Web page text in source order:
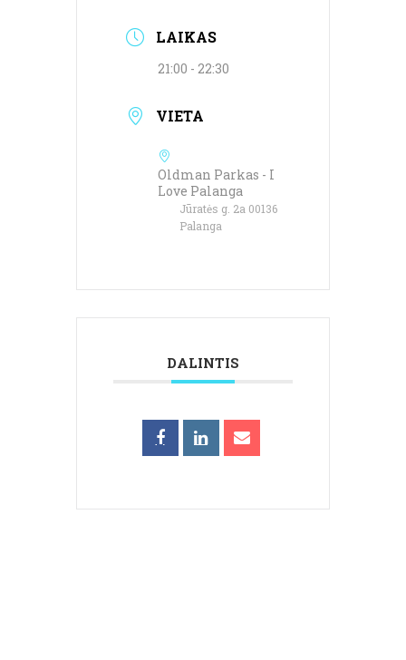
LAIKAS
21:00 - 22:30
VIETA
Oldman Parkas - I
Love Palanga
Jūratės g. 2a 00136
Palanga
DALINTIS